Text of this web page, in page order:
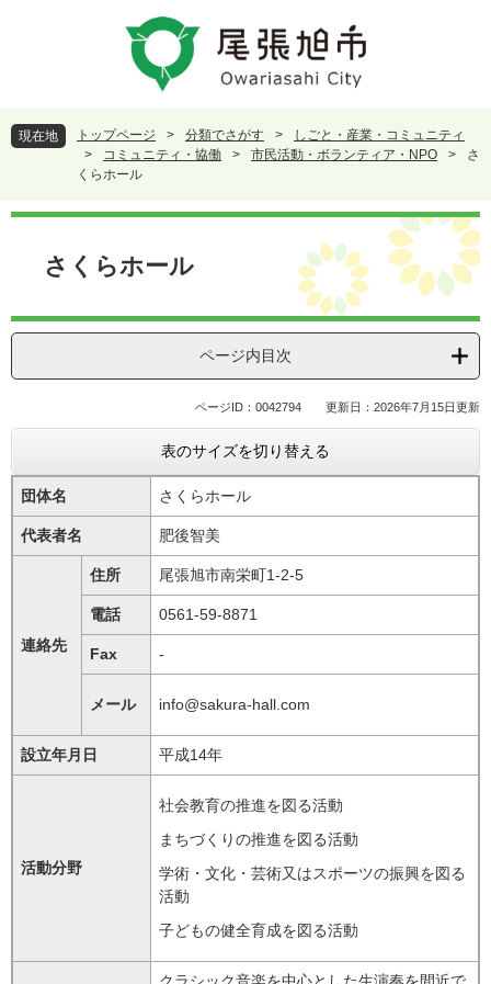
頭
で
飛
ば
本
現在地 トップページ > 分類でさがす >
しごと・産業・コミュニティ
>
コミュニティ・協働 > 市民活動・ボランティア・NPO >
さ
くらホール
本
さくらホール
ページ内目次
ページID：0042794 更新日：2026年7月15日更新
表のサイズを切り替える
団体名 さくらホール
代表者名 肥後智美
連絡先
住所 尾張旭市南栄町1-2-5
電話 0561-59-8871
Fax -
メール info@sakura-hall.com
設立年月日 平成14年
活動分野
社会教育の推進を図る活動
まちづくりの推進を図る活動
学術・文化・芸術又はスポーツの振興を図る
活動
子どもの健全育成を図る活動
クラシック音楽を中心とした生演奏を間近で